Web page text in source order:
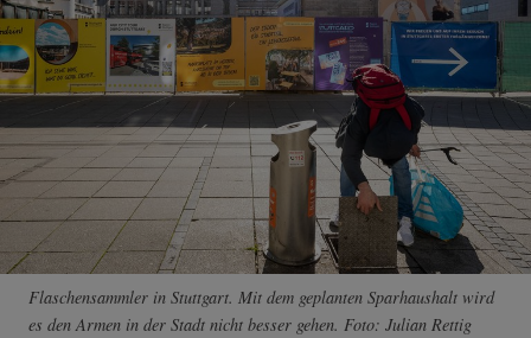
Flaschensammler in Stuttgart. Mit dem geplanten Sparhaushalt wird
es den Armen in der Stadt nicht besser gehen. Foto: Julian Rettig